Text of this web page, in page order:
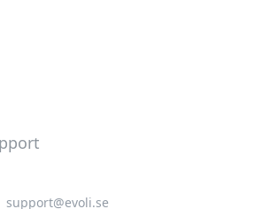
support@evoli.se